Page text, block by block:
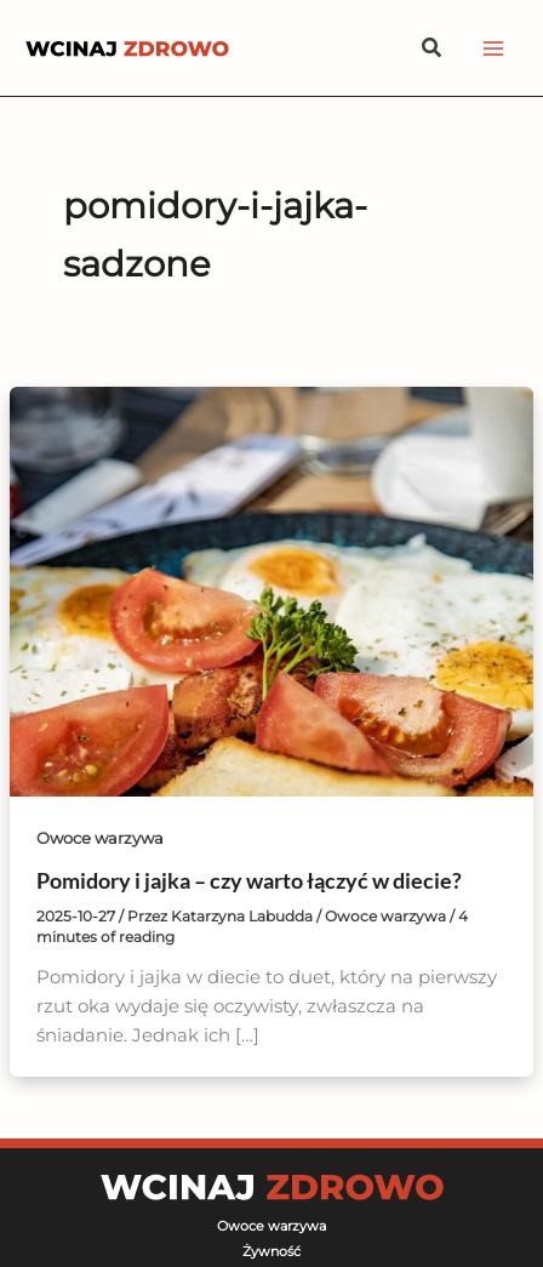
Szukaj
pomidory-i-jajka-
sadzone
Owoce warzywa
Pomidory i jajka – czy warto łączyć w diecie?
2025-10-27 / Przez Katarzyna Labudda /Owoce warzywa/4
minutes of reading
Pomidory i jajka w diecie to duet, który na pierwszy
rzut oka wydaje się oczywisty, zwłaszcza na
śniadanie. Jednak ich […]
Owoce warzywa
Żywność